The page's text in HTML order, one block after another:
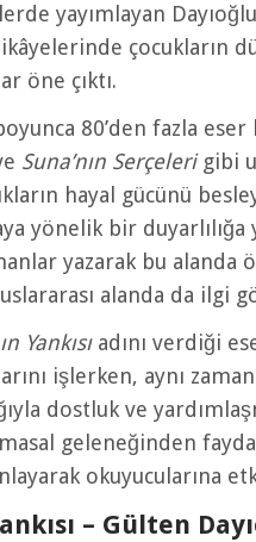
yayımlayan
çocukların
öne çıktı.
80’den fazla eser
Suna’nın Serçelerigibi
hayal gücünü
yönelik bir
yazarak bu alanda
alanda da ilgi
Yankısıadını verdiği
işlerken, aynı
dostluk ve
geleneğinden
okuyucularına
– Gülten